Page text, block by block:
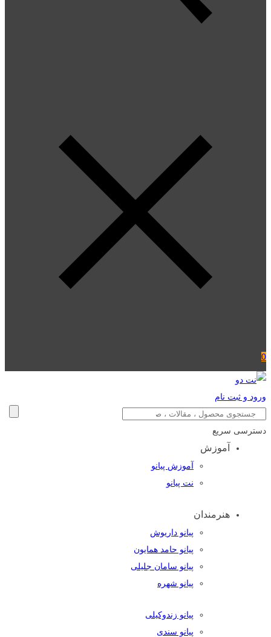
0
ورود و ثبت نام
دسترسی سریع
آموزش
آموزش پیانو
نت پیانو
هنرمندان
پیانو داریوش
پیانو حامد همایون
پیانو سامان جلیلی
پیانو شهره
پیانو زندوکیلی
پیانو سندی